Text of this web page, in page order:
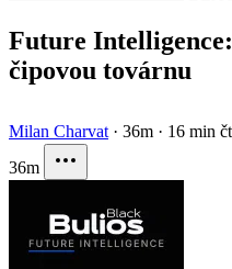
Future
čipovou továrnu
Milan Charvat · 36m · 16 min
36m